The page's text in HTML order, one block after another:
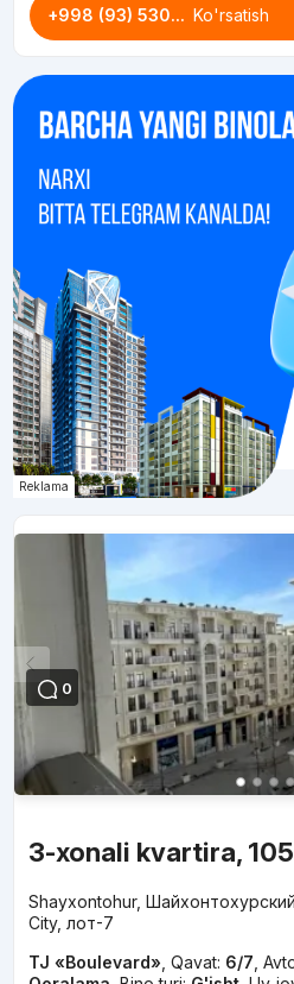
+998 (93) 530... Ko'rsatish
Reklama
0
3-xonali kvartira, 105
Shayxontohur,
City, лот-7
TJ «Boulevard» Qavat: 6/7